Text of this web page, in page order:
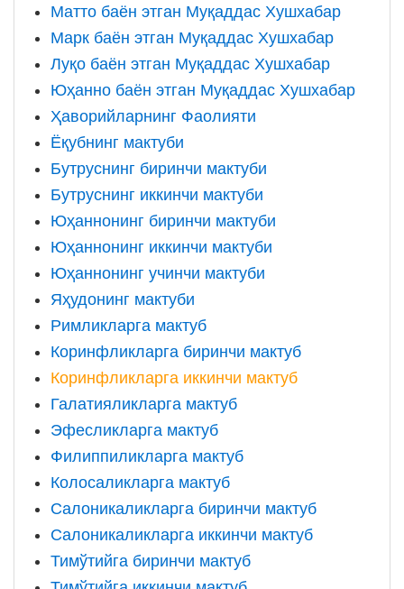
Матто баён этган Муқаддас Хушхабар
Марк баён этган Муқаддас Хушхабар
Луқо баён этган Муқаддас Хушхабар
Юҳанно баён этган Муқаддас Хушхабар
Ҳаворийларнинг Фаолияти
Ёқубнинг мактуби
Бутруснинг биринчи мактуби
Бутруснинг иккинчи мактуби
Юҳаннонинг биринчи мактуби
Юҳаннонинг иккинчи мактуби
Юҳаннонинг учинчи мактуби
Яҳудонинг мактуби
Римликларга мактуб
Коринфликларга биринчи мактуб
Коринфликларга иккинчи мактуб
Галатияликларга мактуб
Эфесликларга мактуб
Филиппиликларга мактуб
Колосаликларга мактуб
Салоникаликларга биринчи мактуб
Салоникаликларга иккинчи мактуб
Тимўтийга биринчи мактуб